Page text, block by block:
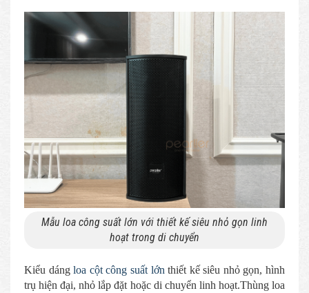
Mẫu loa công suất lớn với thiết kế siêu nhỏ gọn linh
hoạt trong di chuyển
Kiểu dángloa cột công suất lớn thiết kế siêu nhỏ gọn, hình
trụ hiện đại, nhỏ lắp đặt hoặc di chuyển linh hoạt.Thùng loa